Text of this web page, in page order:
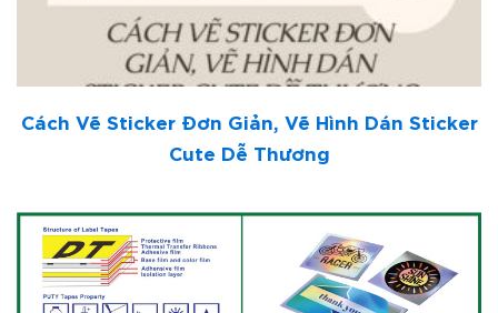
Cách Vẽ Sticker Đơn Giản, Vẽ Hình Dán Sticker
Cute Dễ Thương